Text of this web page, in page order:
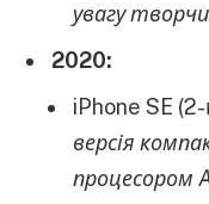
увагу
2020:
iPhone SE
версія
процесором